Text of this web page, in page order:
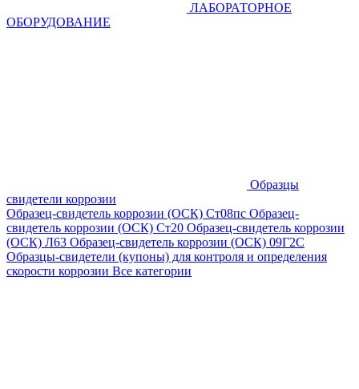
ЛАБОРАТОРНОЕ
ОБОРУДОВАНИЕ
Образцы
свидетели коррозии
Образец-свидетель коррозии (ОСК) Ст08пс Образец-
свидетель коррозии (ОСК) Ст20 Образец-свидетель коррозии
(ОСК) Л63 Образец-свидетель коррозии (ОСК) 09Г2С
Образцы-свидетели (купоны) для контроля и определения
скорости коррозии Все категории